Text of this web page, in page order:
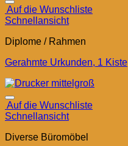
Auf die Wunschliste
Schnellansicht
Diplome / Rahmen
Gerahmte Urkunden, 1 Kiste
Auf die Wunschliste
Schnellansicht
Diverse Büromöbel